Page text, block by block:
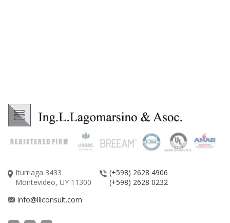
Iturriaga 3433
Montevideo, UY 11300
(+598) 2628 4906
(+598) 2628 0232
info@lliconsult.com